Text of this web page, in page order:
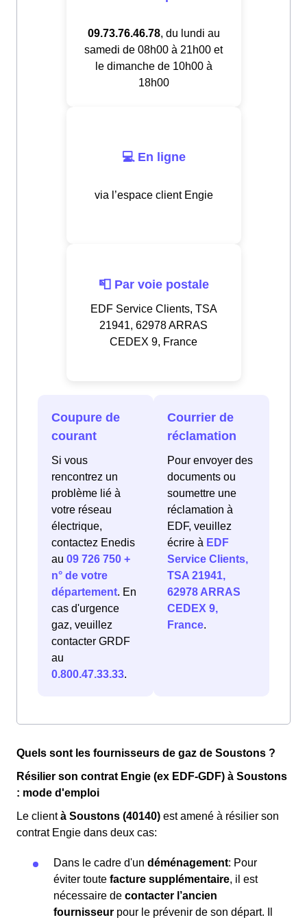
09.73.76.46.78, du lundi au
samedi de 08h00 à 21h00 et
le dimanche de 10h00 à
18h00
💻 En ligne
via l’espace client Engie
📮 Par voie postale
EDF Service Clients, TSA
21941, 62978 ARRAS
CEDEX 9, France
Coupure de
courant
Si vous
rencontrez un
problème lié à
votre réseau
électrique,
contactez Enedis
au 09 726 750 +
n° de votre
département. En
cas d'urgence
gaz, veuillez
contacter GRDF
au
0.800.47.33.33.
Courrier de
réclamation
Pour envoyer des
documents ou
soumettre une
réclamation à
EDF, veuillez
écrire à EDF
Service Clients,
TSA 21941,
62978 ARRAS
CEDEX 9,
France.
Quels sont les fournisseurs de gaz de Soustons ?
Résilier son contrat Engie (ex EDF-GDF) à Soustons
: mode d'emploi
Le clientà Soustons (40140) est amené à résilier son
contrat Engie dans deux cas:
Dans le cadre d'un déménagement: Pour
éviter toute facture supplémentaire, il est
nécessaire de contacter l’ancien
fournisseur pour le prévenir de son départ. Il